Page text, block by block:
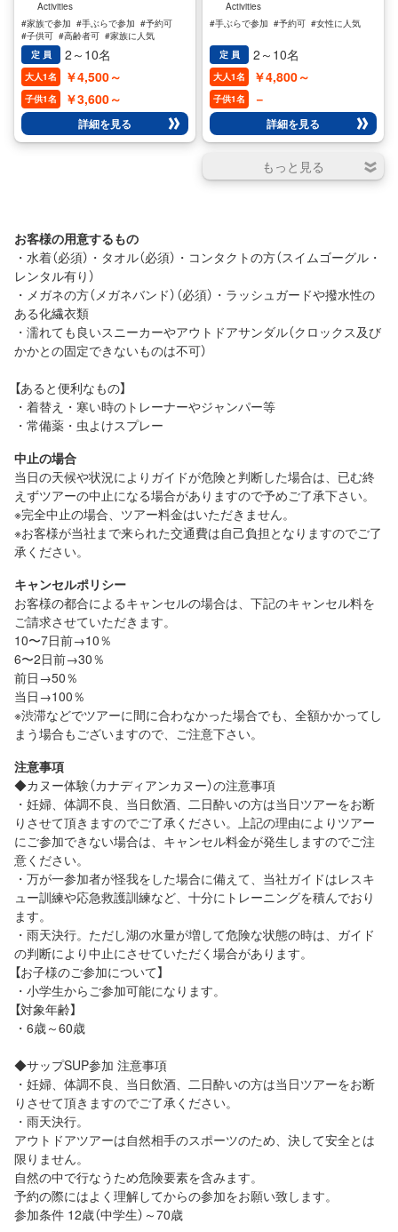
す(^^♪ ご家族でも参加可能のSUP
は小学生以上であればOKです。
SUPとは大きなサーフボードの上
に乗り水上を漕ぎ進めていくお洒
落なウォータースポーツです。 国
内外でも急速に人気が高まってい
る新感覚のアクティビティです！
波に乗ることはもちろん、水面上
をゆったりとクルージング、慣れ
い世代の方にお楽しみいただける
こと間違いなしです♪ あなたもス
タンドアップパドル（SUP）水上湖
面散歩を体験してみては？ 開催期
間 4月～11月迄【四万湖SUPコー
ス】
Activities
#家族で参加 #手ぶらで参加 #予約可
#子供可 #高齢者可 #家族に人気
#子供に人気
#女性に人気
定 員 2～10名
大人1名 ￥4,500～
子供1名 ￥3,600～
詳細を見る
家族でも参加可能のSUPは小学生
大きなサーフボードの上に乗り水
上を漕ぎ進めていくお洒落なウォ
ータースポーツです。 国内外でも
急速に人気が高まっている新感覚
のアクティビティです！ 波に乗る
ことはもちろん、水面上をゆった
りとクルージング、慣れてくれば
友達とレースしたりも出来ちゃい
ます♪ また、不安定なボートの上
いなしです♪ あなたもスタンドア
体験してみては？ 開催期間 4月～
11月迄【四万湖SUPコース】
Activities
#手ぶらで参加 #予約可 #女性に人気
定 員 2～10名
大人1名 ￥4,800～
子供1名 －
詳細を見る
お客様の用意するもの
・水着（必須）・タオル（必須）・コンタクトの方（スイムゴーグル・
レンタル有り）
・メガネの方（メガネバンド）（必須）・ラッシュガードや撥水性の
ある化繊衣類
・濡れても良いスニーカーやアウトドアサンダル（クロックス及び
かかとの固定できないものは不可）
【あると便利なもの】
・着替え・寒い時のトレーナーやジャンパー等
・常備薬・虫よけスプレー
中止の場合
当日の天候や状況によりガイドが危険と判断した場合は、已む終
えずツアーの中止になる場合がありますので予めご了承下さい。
※完全中止の場合、ツアー料金はいただきません。
※お客様が当社まで来られた交通費は自己負担となりますのでご了
承ください。
キャンセルポリシー
お客様の都合によるキャンセルの場合は、下記のキャンセル料を
ご請求させていただきます。
10〜7日前→10％
6〜2日前→30％
前日→50％
当日→100％
※渋滞などでツアーに間に合わなかった場合でも、全額かかってし
まう場合もございますので、ご注意下さい。
注意事項
◆カヌー体験（カナディアンカヌー）の注意事項
・妊婦、体調不良、当日飲酒、二日酔いの方は当日ツアーをお断
りさせて頂きますのでご了承ください。上記の理由によりツアー
にご参加できない場合は、キャンセル料金が発生しますのでご注
意ください。
・万が一参加者が怪我をした場合に備えて、当社ガイドはレスキ
ュー訓練や応急救護訓練など、十分にトレーニングを積んでおり
ます。
・雨天決行。ただし湖の水量が増して危険な状態の時は、ガイド
の判断により中止にさせていただく場合があります。
【お子様のご参加について】
・小学生からご参加可能になります。
【対象年齢】
・6歳～60歳
◆サップSUP参加 注意事項
・妊婦、体調不良、当日飲酒、二日酔いの方は当日ツアーをお断
りさせて頂きますのでご了承ください。
・雨天決行。
アウトドアツアーは自然相手のスポーツのため、決して安全とは
限りません。
自然の中で行なうため危険要素を含みます。
予約の際にはよく理解してからの参加をお願い致します。
参加条件 12歳（中学生）～70歳